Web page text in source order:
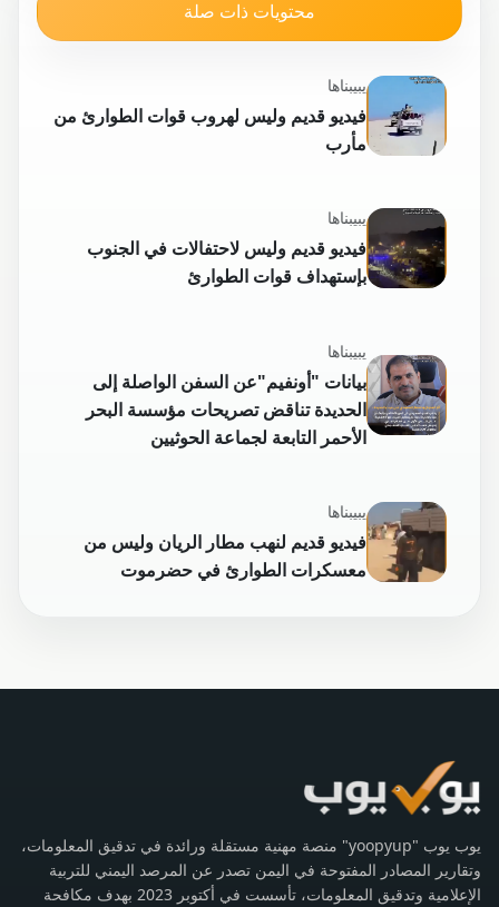
محتويات ذات صلة
يبيبناها
فيديو قديم وليس لهروب قوات الطوارئ من
مأرب
يبيبناها
فيديو قديم وليس لاحتفالات في الجنوب
بإستهداف قوات الطوارئ
يبيبناها
بيانات "أونفيم"عن السفن الواصلة إلى
الحديدة تناقض تصريحات مؤسسة البحر
الأحمر التابعة لجماعة الحوثيين
يبيبناها
فيديو قديم لنهب مطار الريان وليس من
معسكرات الطوارئ في حضرموت
يوب يوب "yoopyup" منصة مهنية مستقلة ورائدة في تدقيق المعلومات،
وتقارير المصادر المفتوحة في اليمن تصدر عن المرصد اليمني للتربية
الإعلامية وتدقيق المعلومات، تأسست في أكتوبر 2023 بهدف مكافحة